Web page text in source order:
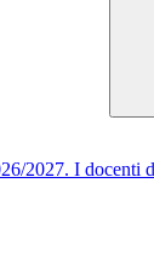
2027. I docenti